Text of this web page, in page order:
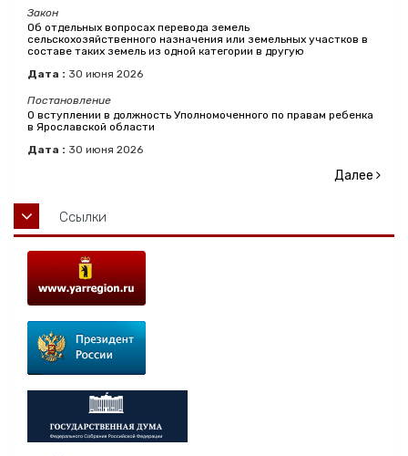
Закон
Об отдельных вопросах перевода земель
сельскохозяйственного назначения или земельных участков в
составе таких земель из одной категории в другую
Дата : 30 июня 2026
Постановление
О вступлении в должность Уполномоченного по правам ребенка
в Ярославской области
Дата : 30 июня 2026
Далее
Ссылки